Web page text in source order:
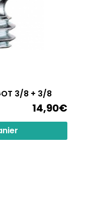
3/8 + 3/8
14,90€